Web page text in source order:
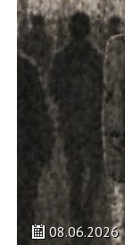
08.06.2026